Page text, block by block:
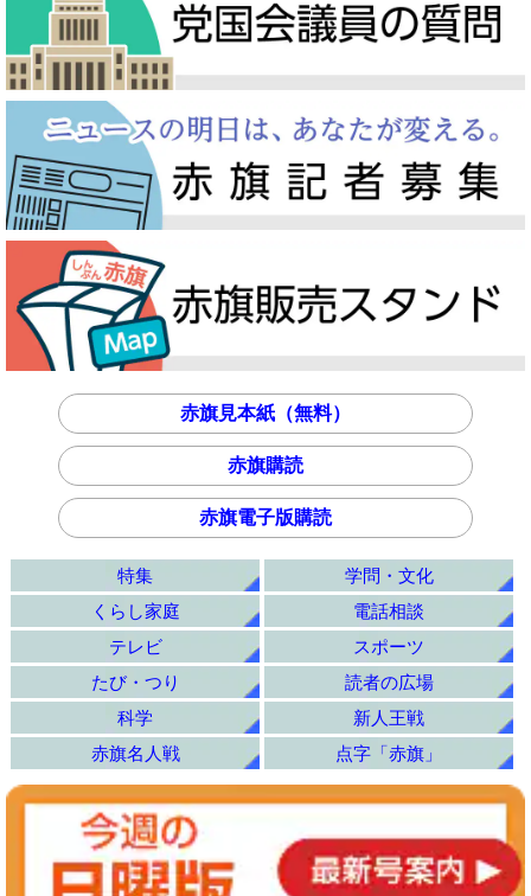
赤旗見本紙（無料）
赤旗購読
赤旗電子版購読
特集
学問・文化
くらし家庭
電話相談
テレビ
スポーツ
たび・つり
読者の広場
科学
新人王戦
赤旗名人戦
点字「赤旗」